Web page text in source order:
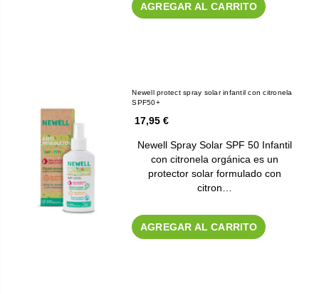
AGREGAR AL CARRITO
Newell protect spray solar infantil con citronela
SPF50+
17,95 €
Newell Spray Solar SPF 50 Infantil
con citronela orgánica es un
protector solar formulado con
citron…
AGREGAR AL CARRITO